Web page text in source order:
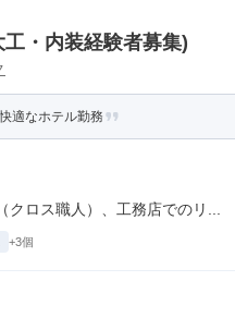
・内装経験者募集)
適なホテル勤務
ロス職人）、工務店でのリ...
+3個